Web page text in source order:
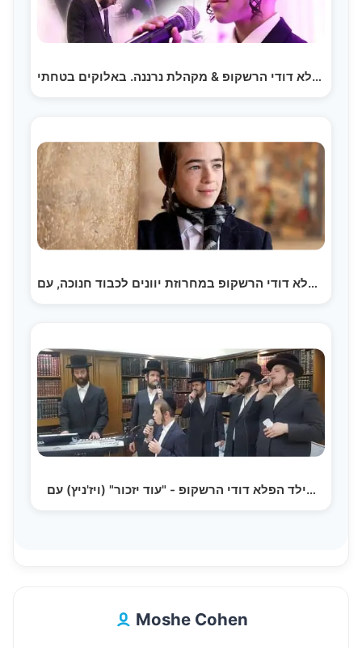
ילד הפלא דודי הרשקופ & מקהלת נרננה. באלוקים בטחתי -…
ילד הפלא דודי הרשקופ במחרוזת יוונים לכבוד חנוכה, עם…
ילד הפלא דודי הרשקופ - "עוד יזכור" (ויז'ניץ) עם…
Moshe Cohen